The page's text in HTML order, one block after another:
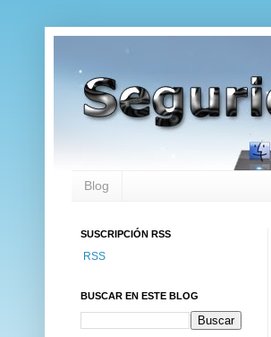
Blog
SUSCRIPCIÓN RSS
RSS
BUSCAR EN ESTE BLOG